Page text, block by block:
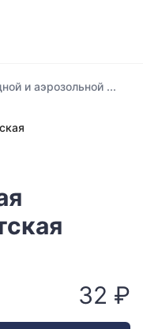
и аэрозольной ...
32 ₽